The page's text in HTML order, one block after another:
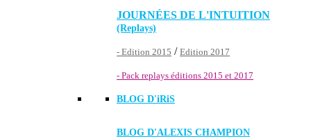
JOURNÉES DE L'INTUITION
(Replays)
- Edition 2015 / Edition 2017
- Pack replays éditions 2015 et 2017
BLOG D'iRiS
BLOG D'ALEXIS CHAMPION